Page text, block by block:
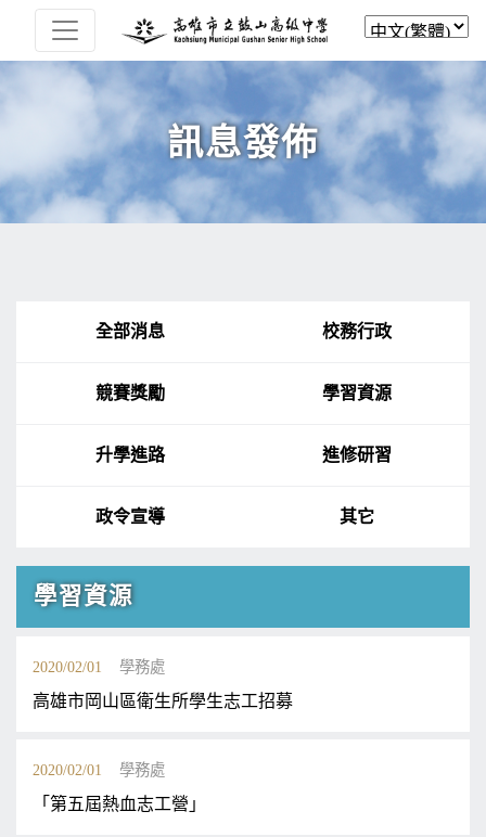
訊息發佈
全部消息 校務行政
競賽獎勵 學習資源
升學進路 進修研習
政令宣導 其它
學習資源
2020/02/01 學務處
高雄市岡山區衛生所學生志工招募
2020/02/01 學務處
「第五屆熱血志工營」